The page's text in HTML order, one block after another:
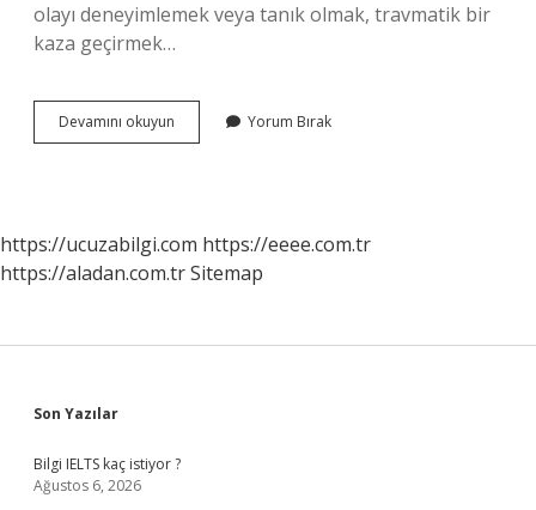
olayı deneyimlemek veya tanık olmak, travmatik bir
kaza geçirmek…
Devamını okuyun
Tutmasının
Yorum Bırak
https://ucuzabilgi.com https://eeee.com.tr
https://aladan.com.trSitemap
Sidebar
Son Yazılar
Bilgi IELTS kaç istiyor ?
Ağustos 6, 2026